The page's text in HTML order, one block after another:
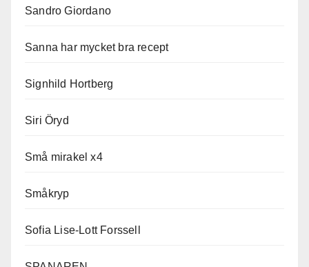
Sandro Giordano
Sanna har mycket bra recept
Signhild Hortberg
Siri Öryd
Små mirakel x4
Småkryp
Sofia Lise-Lott Forssell